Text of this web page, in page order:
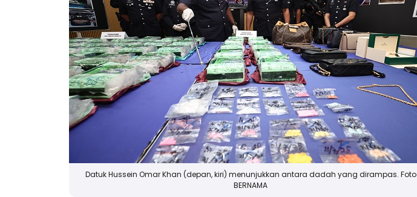
Datuk Hussein Omar Khan (depan, kiri) menunjukkan antara dadah yang dirampas. Foto
BERNAMA